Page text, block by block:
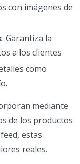
con imágenes de
: Garantiza la
a los clientes
como
mediante
de los productos
estas
reales.